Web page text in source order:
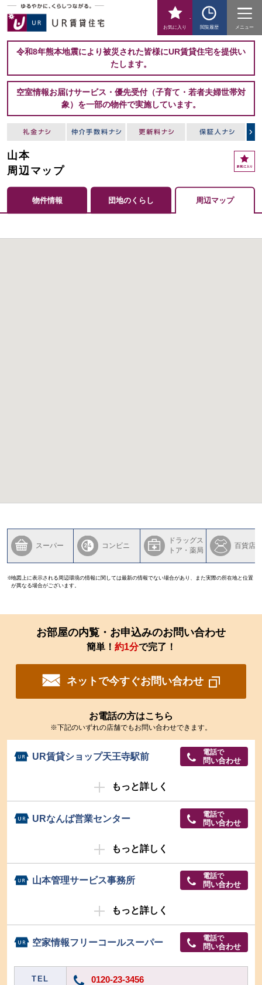
お気に入り
-
閲覧履歴
メニュー
令和8年熊本地震により被災された皆様にUR賃貸住宅を提供い
たします。
空室情報お届けサービス・優先受付（子育て・若者夫婦世帯対
象）を一部の物件で実施しています。
山本
周辺マップ
物件情報 団地のくらし 周辺マップ
スーパー コンビニ
ドラッグス
トア・薬局
百貨店
地図上に表示される周辺環境の情報に関しては最新の情報でない場合があり、また実際の所在地と位置
が異なる場合がございます。
お部屋の内覧・お申込みのお問い合わせ
簡単！ 約1分で完了！
ネットで今すぐお問い合わせ
お電話の方はこちら
※下記のいずれの店舗でもお問い合わせできます。
UR賃貸ショップ天王寺駅前 電話で
問い合わせ
もっと詳しく
URなんば営業センター 電話で
問い合わせ
もっと詳しく
山本管理サービス事務所 電話で
問い合わせ
もっと詳しく
空家情報フリーコールスーパー 電話で
問い合わせ
TEL 0120-23-3456